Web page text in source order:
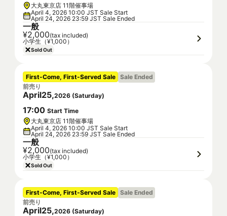
大丸東京店 11階催事場
April 4, 2026 10:00 JST Sale Start
April 24, 2026 23:59 JST Sale Ended
一般
¥2,000(tax included)
小学生（¥1,000）
Sold Out
First-Come, First-Served Sale Sale Ended
前売り
April25,2026 (Saturday)
17:00 Start Time
大丸東京店 11階催事場
April 4, 2026 10:00 JST Sale Start
April 24, 2026 23:59 JST Sale Ended
一般
¥2,000(tax included)
小学生（¥1,000）
Sold Out
First-Come, First-Served Sale Sale Ended
前売り
April25,2026 (Saturday)